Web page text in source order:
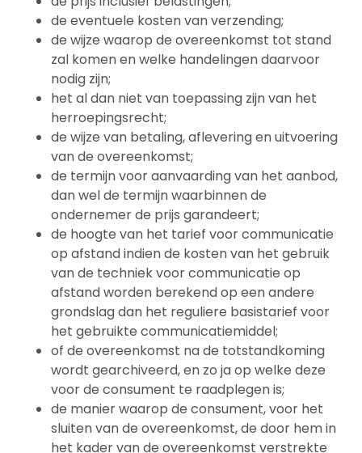
de eventuele kosten van verzending;
de wijze waarop de overeenkomst tot stand
zal komen en welke handelingen daarvoor
nodig zijn;
het al dan niet van toepassing zijn van het
herroepingsrecht;
de wijze van betaling, aflevering en uitvoering
van de overeenkomst;
de termijn voor aanvaarding van het aanbod,
dan wel de termijn waarbinnen de
ondernemer de prijs garandeert;
de hoogte van het tarief voor communicatie
op afstand indien de kosten van het gebruik
van de techniek voor communicatie op
afstand worden berekend op een andere
grondslag dan het reguliere basistarief voor
het gebruikte communicatiemiddel;
of de overeenkomst na de totstandkoming
wordt gearchiveerd, en zo ja op welke deze
voor de consument te raadplegen is;
de manier waarop de consument, voor het
sluiten van de overeenkomst, de door hem in
het kader van de overeenkomst verstrekte